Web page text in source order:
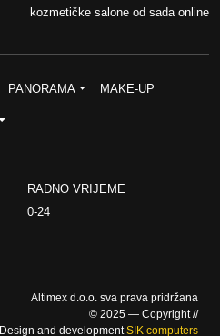
kozmetičke salone od sada online
PANORAMA MAKE-UP
RADNO VRIJEME
0-24
Altimex d.o.o. sva prava pridržana
© 2025 — Copyright //
Design and developmentSIK computers